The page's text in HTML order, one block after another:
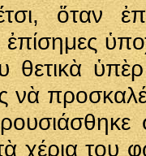
ὅταν
θετικὰ
νὰ
χέρια του